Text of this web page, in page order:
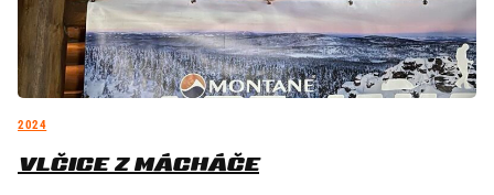
2024
VLČICE Z MÁCHÁČE